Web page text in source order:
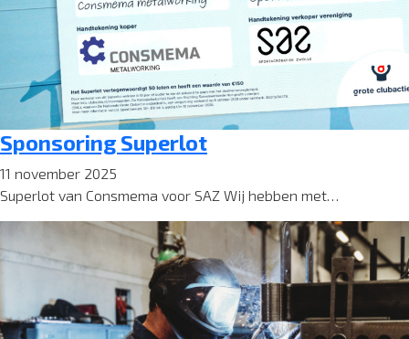
Sponsoring Superlot
11 november 2025
Superlot van Consmema voor SAZ Wij hebben met…